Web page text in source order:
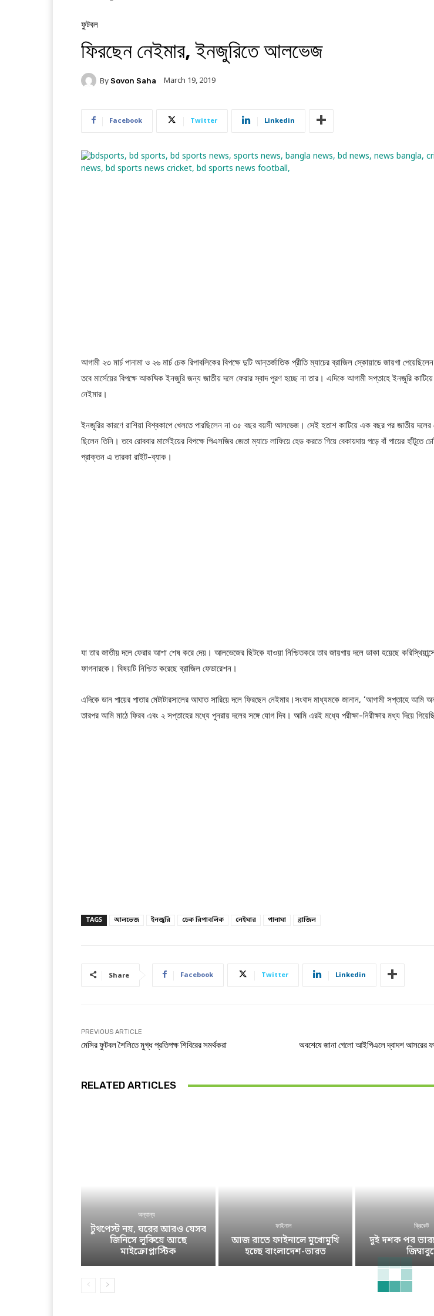
ফুটবল
ফিরছেন নেইমার, ইনজুরিতে আলভেজ
By Sovon Saha March 19, 2019
Facebook Twitter Linkedin
আগামী ২৩ মার্চ পানামা ও ২৬ মার্চ চেক রিপাবলিকের বিপক্ষে দুটি আন্তর্জাতিক প্রীতি ম্যাচের ব্রাজিল স্কোয়াডে জায়গা
তবে মার্সেয়ের বিপক্ষে আকষ্মিক ইনজুরি জন্য জাতীয় দলে ফেরার স্বাদ পুরণ হচ্ছে না তার। এদিকে আগামী সপ্তাহে ইনজুরি
নেইমার।
ইনজুরির কারণে রাশিয়া বিশ্বকাপে খেলতে পারছিলেন না ৩৫ বছর বয়সী আলভেজ। সেই হতাশ কাটিয়ে এক বছর পর জাতীয় দলের
ছিলেন তিনি। তবে রোববার মার্সেইয়ের বিপক্ষে পিএসজির জেতা ম্যাচে লাফিয়ে হেড করতে গিয়ে বেকায়দায় পড়ে বাঁ পায়ের হাঁটুতে
প্রাক্তন এ তারকা রাইট-ব্যাক।
যা তার জাতীয় দলে ফেরার আশা শেষ করে দেয়। আলভেজের ছিটকে যাওয়া নিশ্চিতকরে তার জায়গায় দলে ডাকা হয়েছে
ফাগনারকে। বিষয়টি নিশ্চিত করেছে ব্রাজিল ফেডারেশন।
এদিকে ডান পায়ের পাতার মেটাটারসালের আঘাত সারিয়ে দলে ফিরছেন নেইমার।সংবাদ মাধ্যমকে জানান, ‘আগামী সপ্তাহে আমি
তারপর আমি মাঠে ফিরব এবং ২ সপ্তাহের মধ্যে পুনরায় দলের সঙ্গে যোগ দিব। আমি এরই মধ্যে পরীক্ষা-নিরীক্ষার মধ্য দিয়ে
TAGS আলভেজ ইনজুরি চেক রিপাবলিক নেইমার পানামা ব্রাজিল
Share Facebook Twitter Linkedin
PREVIOUS ARTICLE
মেসির ফুটবল শৈলিতে মুগ্ধ প্রতিপক্ষ শিবিরের সমর্থকরা অবশেষে জানা গেলো আইপিএলে দ্বাদশ আসরের
RELATED ARTICLES
অন্যান্য
টুথপেস্ট নয়, ঘরের আরও যেসব
জিনিসে লুকিয়ে আছে
মাইক্রোপ্লাস্টিক
ফাইনাল
আজ রাতে ফাইনালে মুখোমুখি
হচ্ছে বাংলাদেশ-ভারত
ক্রিকেট
দুই দশক পর